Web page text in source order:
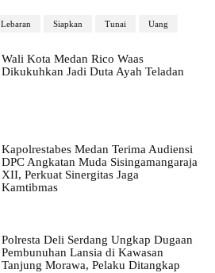
Lebaran Siapkan Tunai Uang
Wali Kota Medan Rico Waas
Dikukuhkan Jadi Duta Ayah Teladan
Kapolrestabes Medan Terima Audiensi
DPC Angkatan Muda Sisingamangaraja
XII, Perkuat Sinergitas Jaga
Kamtibmas
Polresta Deli Serdang Ungkap Dugaan
Pembunuhan Lansia di Kawasan
Tanjung Morawa, Pelaku Ditangkap